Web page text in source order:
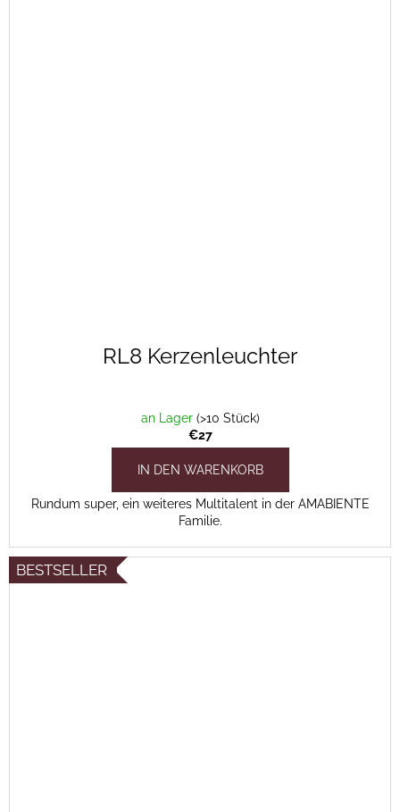
RL8 Kerzenleuchter
an Lager (>10 Stück)
€27
IN DEN WARENKORB
Rundum super, ein weiteres Multitalent in der AMABIENTE
Familie.
BESTSELLER